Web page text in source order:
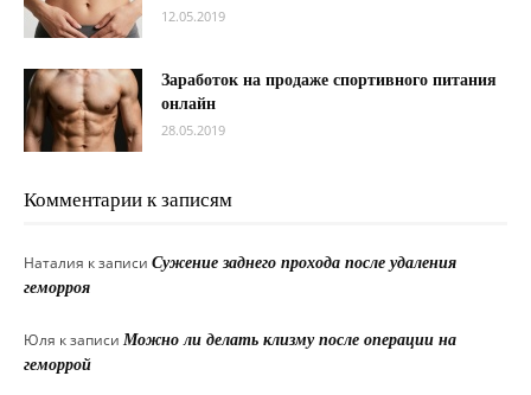
12.05.2019
Заработок на продаже спортивного питания
онлайн
28.05.2019
Комментарии к записям
Наталия к записи Сужение заднего прохода после удаления
геморроя
Юля к записи Можно ли делать клизму после операции на
геморрой